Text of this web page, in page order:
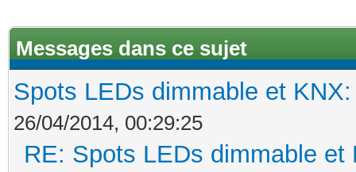
Messages dans ce sujet
Spots LEDs dimmable et
26/04/2014, 00:29:25
RE: Spots LEDs dimmable